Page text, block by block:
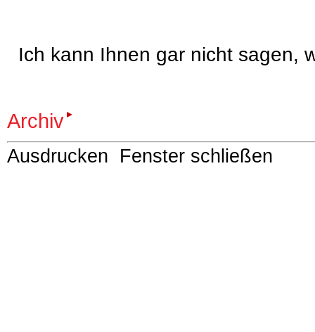
Ich kann Ihnen gar nicht sagen,
Archiv
Ausdrucken Fenster schließen